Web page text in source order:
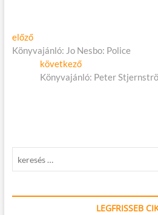
Bejegyzés
navigáció
előzőElőző
cikk:
Könyvajánló: Jo Nesbo: Police
következőKövetkező
cikk:
Könyvajánló: Peter
LEGFRISSEB